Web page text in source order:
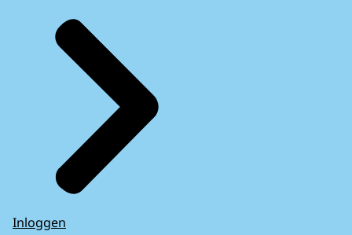
Inloggen